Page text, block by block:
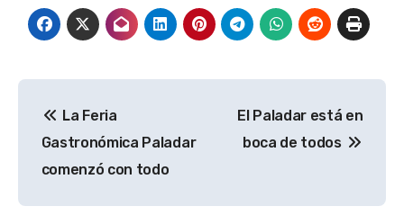
de
entradas
La Feria
Gastronómica Paladar
comenzó con todo
El Paladar está en
boca de todos